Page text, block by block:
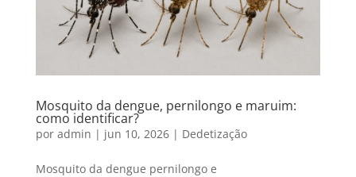
Mosquito da dengue, pernilongo e maruim:
como identificar?
por admin | jun 10, 2026| Dedetização
Mosquito da dengue pernilongo e